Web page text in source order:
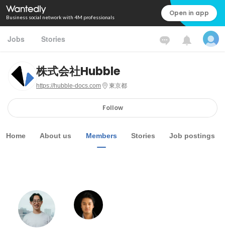
Business social network with 4M professionals Open in app
Jobs Stories
株式会社Hubble
https://hubble-docs.com 東京都
Follow
Home About us Members Stories Job postings